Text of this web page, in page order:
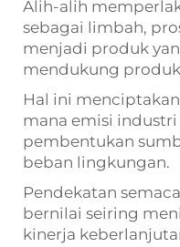
Alih-alih
sebagai limbah,
menjadi produk
mendukung
Hal ini
mana emisi
pembentukan
beban lingkungan.
Pendekatan
bernilai seiring
kinerja